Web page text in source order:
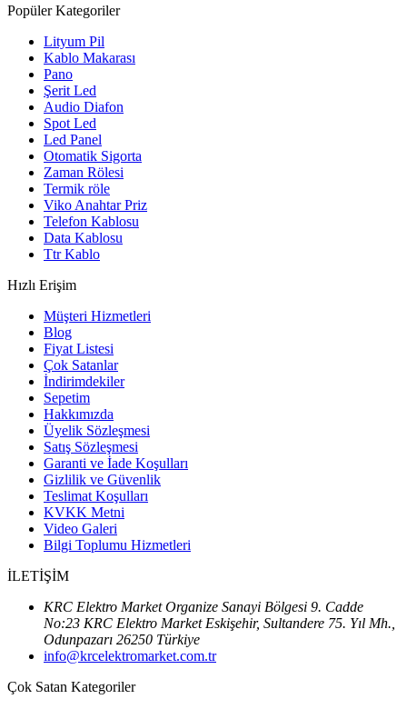
Popüler Kategoriler
Lityum Pil
Kablo Makarası
Pano
Şerit Led
Audio Diafon
Spot Led
Led Panel
Otomatik Sigorta
Zaman Rölesi
Termik röle
Viko Anahtar Priz
Telefon Kablosu
Data Kablosu
Ttr Kablo
Hızlı Erişim
Müşteri Hizmetleri
Blog
Fiyat Listesi
Çok Satanlar
İndirimdekiler
Sepetim
Hakkımızda
Üyelik Sözleşmesi
Satış Sözleşmesi
Garanti ve İade Koşulları
Gizlilik ve Güvenlik
Teslimat Koşulları
KVKK Metni
Video Galeri
Bilgi Toplumu Hizmetleri
İLETİŞİM
KRC Elektro Market Organize Sanayi Bölgesi 9. Cadde
No:23 KRC Elektro Market Eskişehir, Sultandere 75. Yıl Mh.,
Odunpazarı 26250 Türkiye
info@krcelektromarket.com.tr
Çok Satan Kategoriler